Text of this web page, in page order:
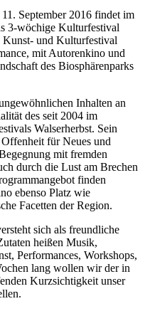
September 2016 findet im
3-wöchige Kulturfestival
Kunst- und Kulturfestival
mit Autorenkino und
des Biosphärenparks
Inhalten an
des seit 2004 im
Walserherbst. Sein
für Neues und
mit fremden
durch die Lust am Brechen
finden
ebenso Platz wie
Facetten der Region.
sich als freundliche
heißen Musik,
Performances, Workshops,
lang wollen wir der in
Kurzsichtigkeit unser